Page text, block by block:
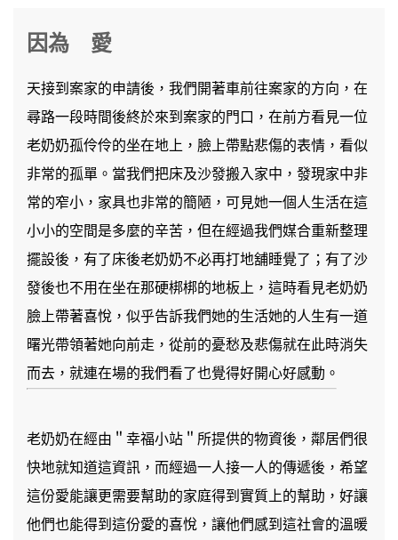
因為 愛
天接到案家的申請後，我們開著車前往案家的方向，在
尋路一段時間後終於來到案家的門口，在前方看見一位
老奶奶孤伶伶的坐在地上，臉上帶點悲傷的表情，看似
非常的孤單。當我們把床及沙發搬入家中，發現家中非
常的窄小，家具也非常的簡陋，可見她一個人生活在這
小小的空間是多麼的辛苦，但在經過我們媒合重新整理
擺設後，有了床後老奶奶不必再打地舖睡覺了；有了沙
發後也不用在坐在那硬梆梆的地板上，這時看見老奶奶
臉上帶著喜悅，似乎告訴我們她的生活她的人生有一道
曙光帶領著她向前走，從前的憂愁及悲傷就在此時消失
而去，就連在場的我們看了也覺得好開心好感動。
老奶奶在經由＂幸福小站＂所提供的物資後，鄰居們很
快地就知道這資訊，而經過一人接一人的傳遞後，希望
這份愛能讓更需要幫助的家庭得到實質上的幫助，好讓
他們也能得到這份愛的喜悅，讓他們感到這社會的溫暖